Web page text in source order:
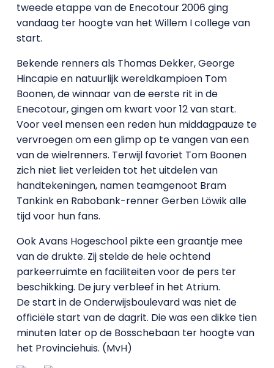
tweede etappe van de Enecotour 2006 ging
vandaag ter hoogte van het Willem I college van
start.
Bekende renners als Thomas Dekker, George
Hincapie en natuurlijk wereldkampioen Tom
Boonen, de winnaar van de eerste rit in de
Enecotour, gingen om kwart voor 12 van start.
Voor veel mensen een reden hun middagpauze te
vervroegen om een glimp op te vangen van een
van de wielrenners. Terwijl favoriet Tom Boonen
zich niet liet verleiden tot het uitdelen van
handtekeningen, namen teamgenoot Bram
Tankink en Rabobank-renner Gerben Löwik alle
tijd voor hun fans.
Ook Avans Hogeschool pikte een graantje mee
van de drukte. Zij stelde de hele ochtend
parkeerruimte en faciliteiten voor de pers ter
beschikking. De jury verbleef in het Atrium.
De start in de Onderwijsboulevard was niet de
officiële start van de dagrit. Die was een dikke tien
minuten later op de Bosschebaan ter hoogte van
het Provinciehuis. (MvH)